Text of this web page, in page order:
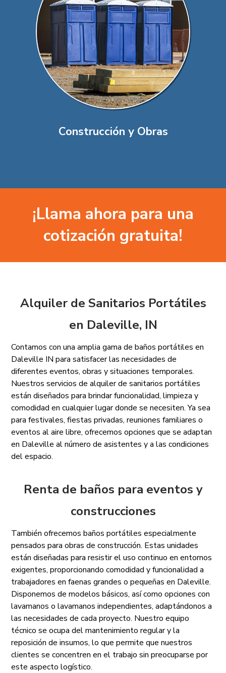
Construcción y Obras
¡Llama ahora para una
cotización gratuita!
Alquiler de Sanitarios Portátiles
en Daleville, IN
Contamos con una amplia gama de baños portátiles en
Daleville IN para satisfacer las necesidades de
diferentes eventos, obras y situaciones temporales.
Nuestros servicios de alquiler de sanitarios portátiles
están diseñados para brindar funcionalidad, limpieza y
comodidad en cualquier lugar donde se necesiten. Ya sea
para festivales, fiestas privadas, reuniones familiares o
eventos al aire libre, ofrecemos opciones que se adaptan
en Daleville al número de asistentes y a las condiciones
del espacio.
Renta de baños para eventos y
construcciones
También ofrecemos baños portátiles especialmente
pensados para obras de construcción. Estas unidades
están diseñadas para resistir el uso continuo en entornos
exigentes, proporcionando comodidad y funcionalidad a
trabajadores en faenas grandes o pequeñas en Daleville.
Disponemos de modelos básicos, así como opciones con
lavamanos o lavamanos independientes, adaptándonos a
las necesidades de cada proyecto. Nuestro equipo
técnico se ocupa del mantenimiento regular y la
reposición de insumos, lo que permite que nuestros
clientes se concentren en el trabajo sin preocuparse por
este aspecto logístico.